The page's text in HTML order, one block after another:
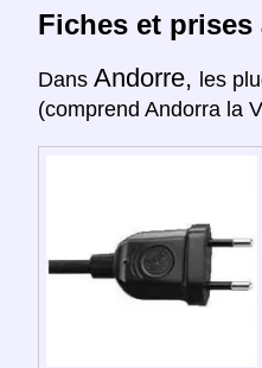
Fiches et prises
Dans Andorre, les
(comprend Andorra la